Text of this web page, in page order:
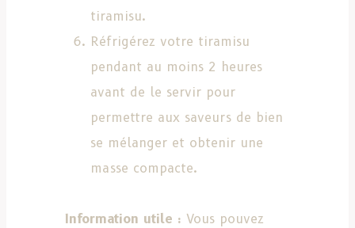
tiramisu.
Réfrigérez votre tiramisu
pendant au moins 2 heures
avant de le servir pour
permettre aux saveurs de bien
se mélanger et obtenir une
masse compacte.
Information utile : Vous pouvez